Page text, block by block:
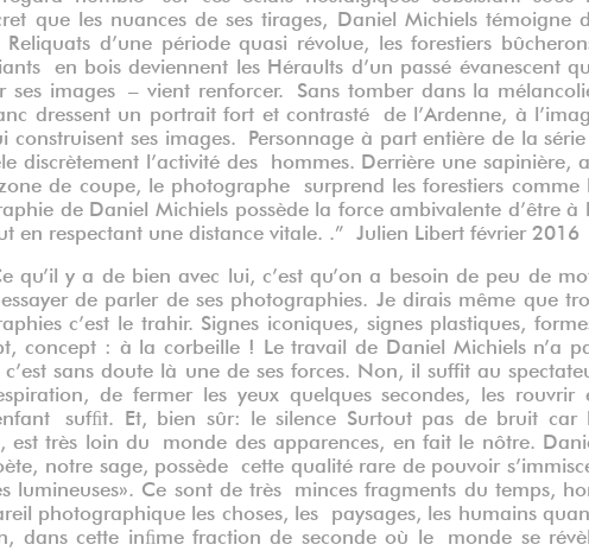
que les nuances de ses tirages, Daniel Michiels témoigne
d’une période quasi révolue, les forestiers
en bois deviennent les Héraults d’un passé évanescent
ses images – vient renforcer. Sans tomber dans la
dressent un portrait fort et contrasté de l’Ardenne, à
construisent ses images. Personnage à part entière de la série
discrètement l’activité des hommes. Derrière une sapinière,
de coupe, le photographe surprend les forestiers comme
de Daniel Michiels possède la force ambivalente d’être à
en respectant une distance vitale. .” Julien Libert février 2016
qu’il y a de bien avec lui, c’est qu’on a besoin de peu de
de parler de ses photographies. Je dirais même que
c’est le trahir. Signes iconiques, signes plastiques,
concept : à la corbeille ! Le travail de Daniel Michiels n’a
sans doute là une de ses forces. Non, il suffit au
de fermer les yeux quelques secondes, les rouvrir
sufﬁt. Et, bien sûr: le silence Surtout pas de bruit car
est très loin du monde des apparences, en fait le nôtre.
notre sage, possède cette qualité rare de pouvoir
lumineuses». Ce sont de très minces fragments du temps,
photographique les choses, les paysages, les humains
dans cette inﬁme fraction de seconde où le monde se